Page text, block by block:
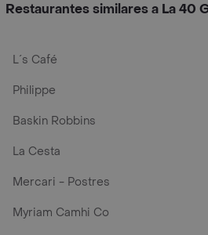
Restaurantes similares a La 40
L´s Café
Philippe
Baskin Robbins
La Cesta
Mercari - Postres
Myriam Camhi Co